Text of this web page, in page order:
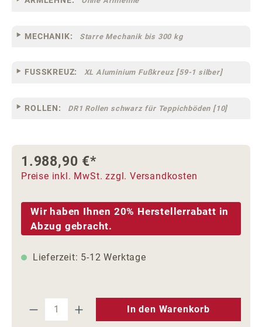
MECHANIK: Starre Mechanik bis 300 kg
FUSSKREUZ: XL Aluminium Fußkreuz [59-1 silber]
ROLLEN: DR1 Rollen schwarz für Teppichböden [10]
1.988,90 €*
Preise inkl. MwSt. zzgl. Versandkosten
Wir haben Ihnen 20% Herstellerrabatt in
Abzug gebracht.
Lieferzeit: 5-12 Werktage
Produkt Anzahl: Gib den
In den Warenkorb